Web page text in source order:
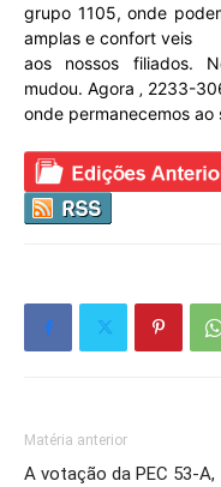
grupo 1105, onde
amplas e confort veis
aos nossos filiados.
mudou. Agora ‚ 2233-
onde permanecemos ao
Matéria anterior
A votação da PEC 53-A,